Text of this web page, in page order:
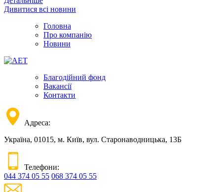
Дивитися всі новини
Головна
Про компанію
Новини
Благодійний фонд
Вакансії
Контакти
Адреса:
Україна, 01015, м. Київ, вул. Старонаводницька, 13Б
Телефони:
044 374 05 55 068 374 05 55